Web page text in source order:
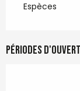
Espèces
Périodes